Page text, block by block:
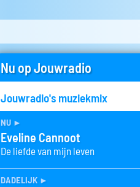
Nu op Jouwradio
Jouwradio's muziekmix
nu ►
Eveline Cannoot
De liefde van mijn leven
dadelijk ►